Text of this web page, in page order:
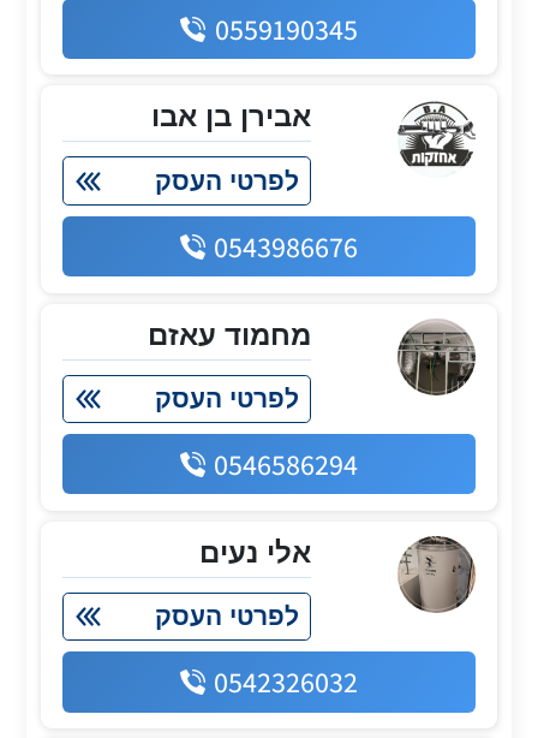
0559190345
אבירן בן אבו
לפרטי העסק
0543986676
מחמוד עאזם
לפרטי העסק
0546586294
אלי נעים
לפרטי העסק
0542326032